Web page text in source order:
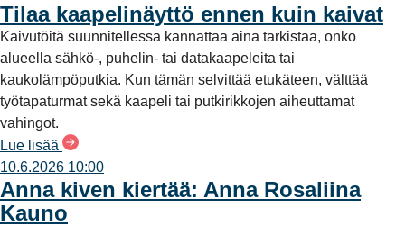
Tilaa kaapelinäyttö ennen kuin kaivat
Kaivutöitä suunnitellessa kannattaa aina tarkistaa, onko
alueella sähkö-, puhelin- tai datakaapeleita tai
kaukolämpöputkia. Kun tämän selvittää etukäteen, välttää
työtapaturmat sekä kaapeli tai putkirikkojen aiheuttamat
vahingot.
Lue lisää
10.6.2026 10:00
Anna kiven kiertää: Anna Rosaliina
Kauno